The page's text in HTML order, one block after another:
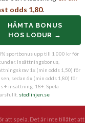
odds 1,80.
HÄMTA BONUS
HOS LODUR →
sportbonus upp till 1 000 kr för
Insättningsbonus,
1x (min odds 1,50) för
sedan 6x (min odds 1,80) för
+ insättning. 18+. Spela
stodlinjen.se
att spela. Det är inte tillåtet att